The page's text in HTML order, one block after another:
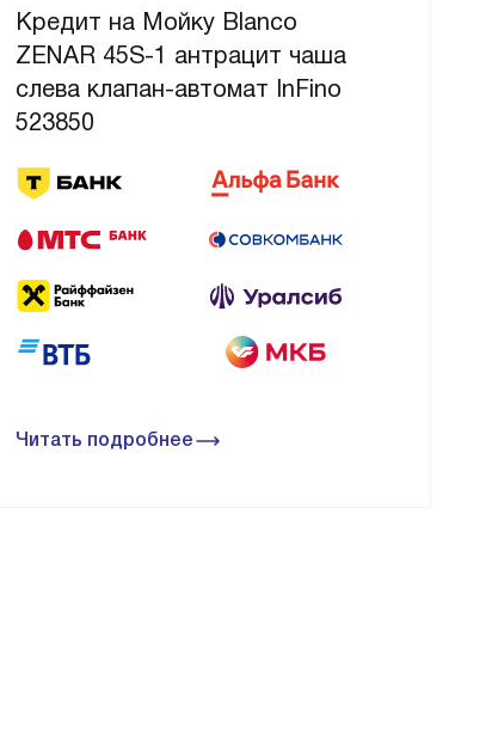
Кредит на Мойку Blanco
ZENAR 45S-1 антрацит чаша
слева клапан-автомат InFino
523850
Читать подробнее